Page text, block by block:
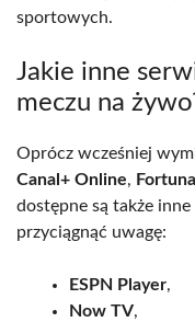
sportowych.
Jakie inne
meczu na
Oprócz wcześniej
Canal+ Online,
dostępne są także
przyciągnąć uwagę:
ESPN Player,
Now TV,